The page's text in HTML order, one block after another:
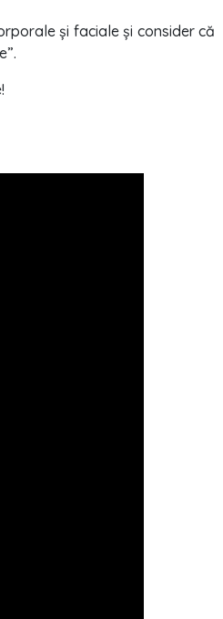
și faciale și consider că